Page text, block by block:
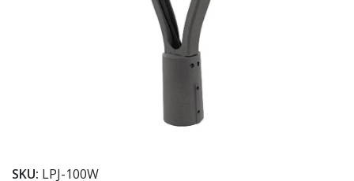
SKU: LPJ-100W